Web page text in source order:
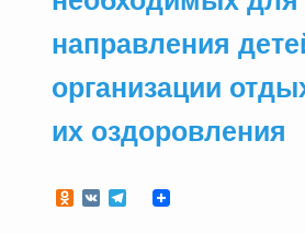
направления
организации
их оздоровления
Odnoklassniki
VKTelegram